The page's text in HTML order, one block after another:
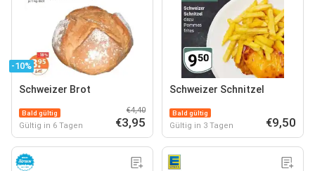
-10%
Schweizer Brot
Bald gültig
Gültig in 6 Tagen
€4,40
€3,95
Schweizer Schnitzel
Bald gültig
Gültig in 3 Tagen €9,50